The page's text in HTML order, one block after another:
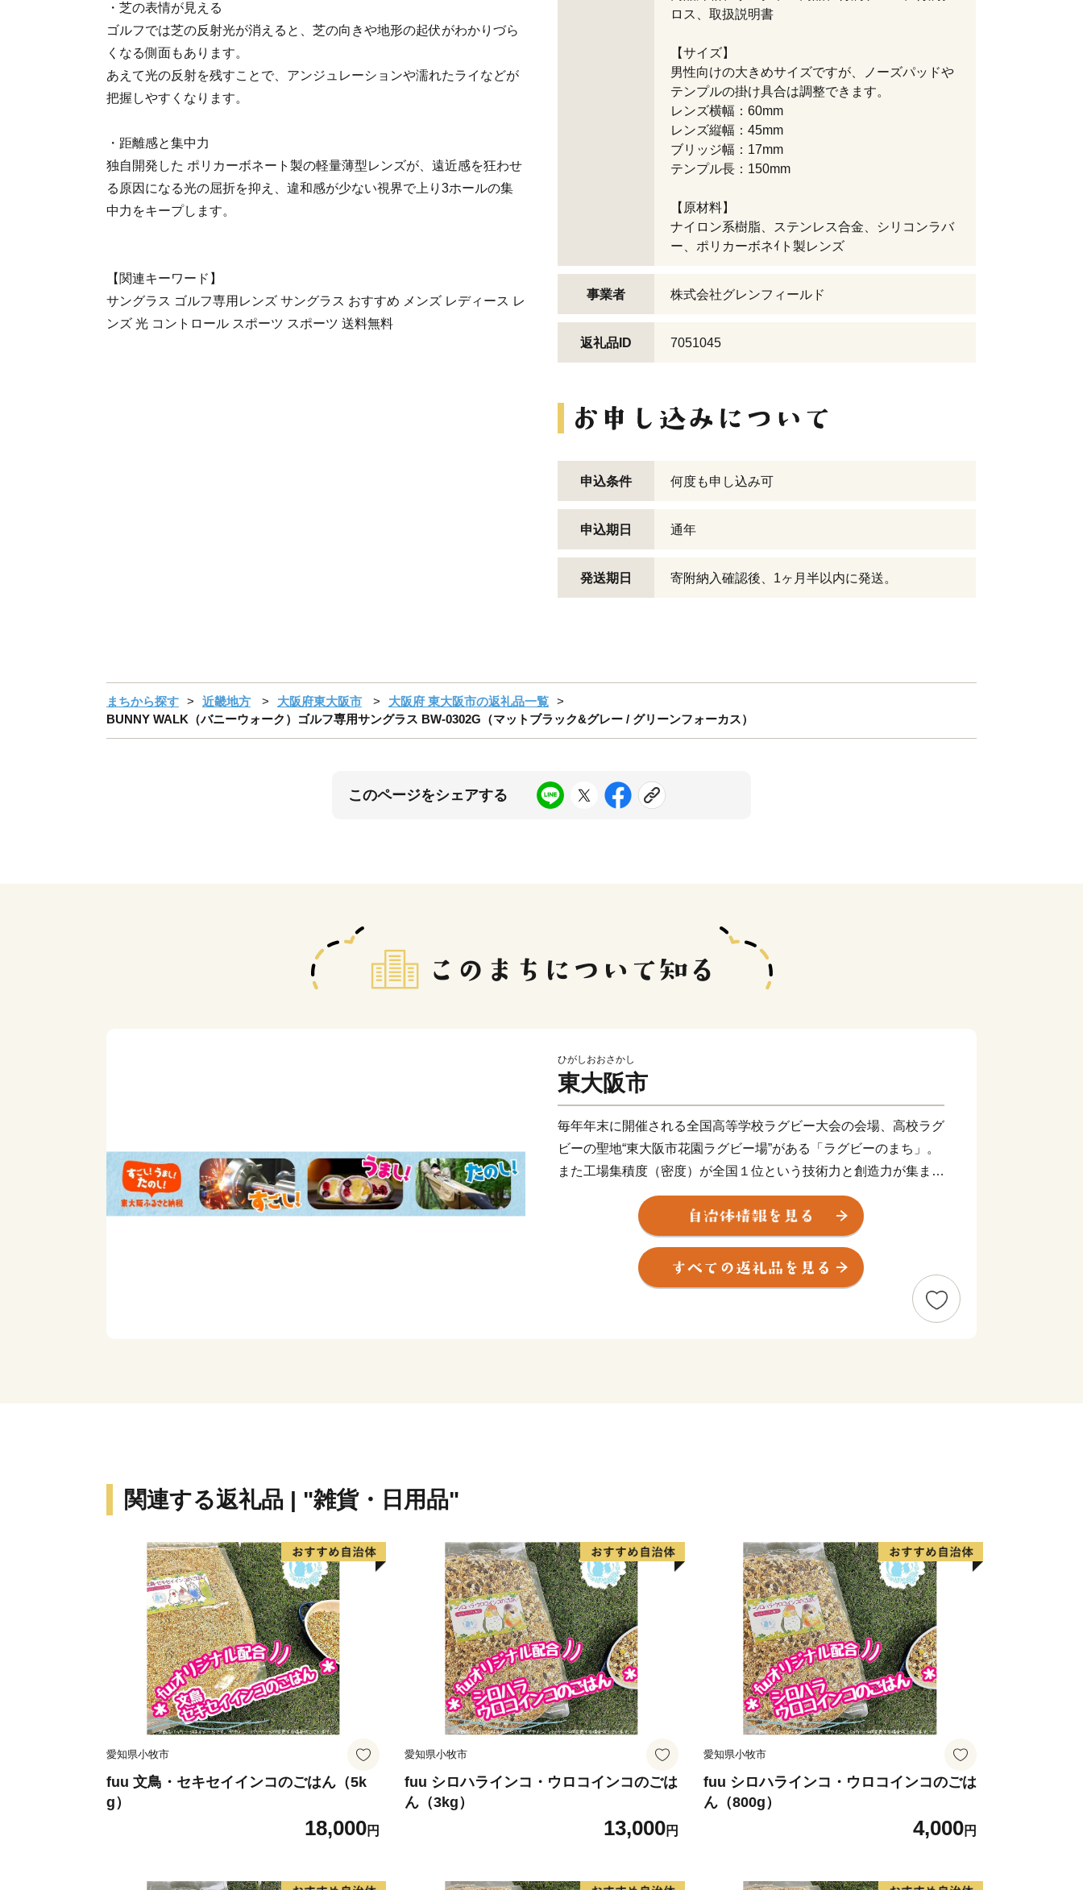
・芝の表情が見える
ゴルフでは芝の反射光が消えると、芝の向きや地形の起伏がわかりづら
くなる側面もあります。
あえて光の反射を残すことで、アンジュレーションや濡れたライなどが
把握しやすくなります。
・距離感と集中力
独自開発した ポリカーボネート製の軽量薄型レンズが、遠近感を狂わせ
る原因になる光の屈折を抑え、違和感が少ない視界で上り3ホールの集
中力をキープします。
【関連キーワード】
サングラス ゴルフ専用レンズ サングラス おすすめ メンズ レディース レ
ンズ 光 コントロール スポーツ スポーツ 送料無料
ロス、取扱説明書
【サイズ】
男性向けの大きめサイズですが、ノーズパッドや
テンプルの掛け具合は調整できます。
レンズ横幅：60mm
レンズ縦幅：45mm
ブリッジ幅：17mm
テンプル長：150mm
【原材料】
ナイロン系樹脂、ステンレス合金、シリコンラバ
ー、ポリカーボネｲト製レンズ
事業者 株式会社グレンフィールド
返礼品ID 7051045
申込条件 何度も申し込み可
申込期日 通年
発送期日 寄附納入確認後、1ヶ月半以内に発送。
まちから探す 近畿地方 大阪府東大阪市
大阪府 東大阪市の返礼品一覧
BUNNY WALK（バニーウォーク）ゴルフ専用サングラス BW-0302G（マットブラック&グレー / グリーンフォーカス）
このページをシェアする
ひがしおおさかし
東大阪市
毎年年末に開催される全国高等学校ラグビー大会の会場、高校ラグ
ビーの聖地“東大阪市花園ラグビー場”がある「ラグビーのまち」。
また工場集積度（密度）が全国１位という技術力と創造力が集まる
「モノづくりのまち」。
近畿大学、大阪商業大学、大阪樟蔭女子大学、東大阪大学と市内に
大学が4校あり、3万人以上の大学生が市内に通学している「学生
また、約50万人の人口規模を誇り、市内には活気のある商店が多
contact-higashiosaka@hakuhodo.co.jp
営業時間 9:00～18:00（※土日祝日・年末年始期間休み）
================================
関連する返礼品 | "雑貨・日用品"
愛知県小牧市
fuu 文鳥・セキセイインコのごはん（5k
g）
18,000円
愛知県小牧市
fuu シロハラインコ・ウロコインコのごは
ん（3kg）
13,000円
愛知県小牧市
fuu シロハラインコ・ウロコインコのごは
ん（800g）
4,000円